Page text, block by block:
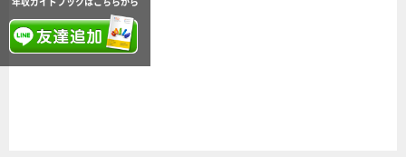
年収ガイドブックはこちらから